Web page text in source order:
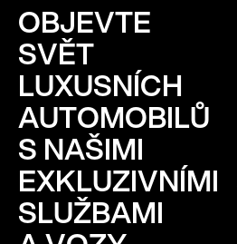
OBJEVTE
SVĚT
LUXUSNÍCH
AUTOMOBILŮ
S NAŠIMI
EXKLUZIVNÍMI
SLUŽBAMI